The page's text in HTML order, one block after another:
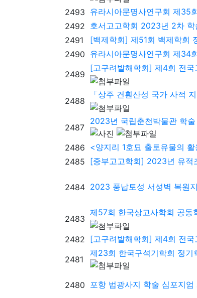
2493 유라시아문명사연구회 제35
2492 호서고고학회 2023년 2차
2491
[백제학회] 제51회 백제학회
2490 유라시아문명사연구회 제34
2489
[고구려발해학회] 제4회 전
2488
「상주 견훤산성 국가 사적
2487
2023년 국립춘천박물관 학
2486 <양지리 1호묘 출토유물의
2485 [중부고고학회] 2023년 유적
2484 2023 풍납토성 서성벽 복원
2483
제57회 한국상고사학회 공동
2482 [고구려발해학회] 제4회 전
2481
제23회 한국구석기학회 정기
2480 포항 법광사지 학술 심포지엄